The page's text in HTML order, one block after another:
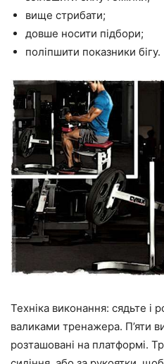
вище стрибати;
довше носити підбори;
поліпшити показники бігу.
Техніка виконання: сядьте і
валиками тренажера. П’яти
розташовані на платформі.